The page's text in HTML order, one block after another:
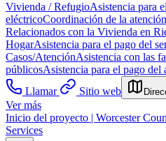
Vivienda / RefugioAsistencia para
eléctricoCoordinación de la atención
Relacionados con la Vivienda en
HogarAsistencia para el pago del
Casos/AtenciónAsistencia con las
públicosAsistencia para el pago del
Llamar
Sitio web
Ver más
Inicio del proyecto | Worcester
Services